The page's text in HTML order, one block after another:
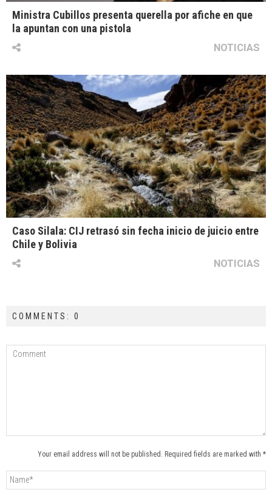
Ministra Cubillos presenta querella por afiche en que
la apuntan con una pistola
NOTICIAS
Caso Silala: CIJ retrasó sin fecha inicio de juicio entre
Chile y Bolivia
NOTICIAS
COMMENTS: 0
Your email address will not be published. Required fields are marked with *